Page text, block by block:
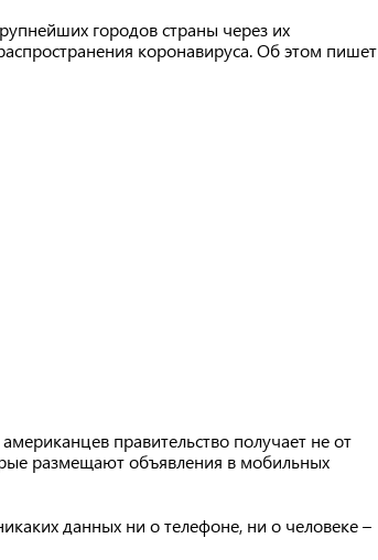
городов страны через их
коронавируса. Об этом пишет
правительство получает не от
размещают объявления в мобильных
данных ни о телефоне, ни о человеке –